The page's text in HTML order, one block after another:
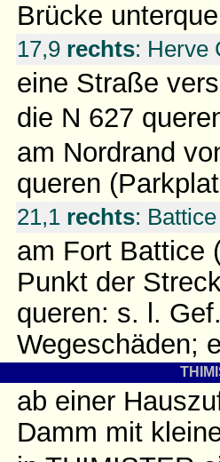
Brücke
17,9 rechts: Herve
eine Straße
die N 627
am Nordrand
queren
21,1 rechts:
am Fort Battice
Punkt der
queren: s. l.
Wegeschäden;
ab einer
Damm mit